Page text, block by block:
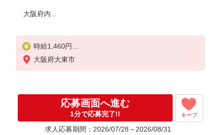
大阪府内...
時給1,460円
月収例：
別途 交通費全額支給
大阪府大東市
応募画面へ進む
1分で応募完了!! キープ
求人応募期間：2026/07/28～2026/08/31